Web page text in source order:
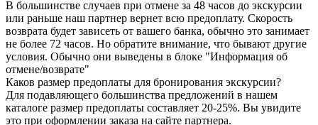
В большинстве случаев при отмене за 48 часов до экскурсии
или раньше наш партнер вернет всю предоплату. Скорость
возврата будет зависеть от вашего банка, обычно это занимает
не более 72 часов. Но обратите внимание, что бывают другие
условия. Обычно они выведены в блоке "Информация об
отмене/возврате"
Каков размер предоплаты для бронирования экскурсии?
Для подавляющего большинства предложений в нашем
каталоге размер предоплаты составляет 20-25%. Вы увидите
это при оформлении заказа на сайте партнера.